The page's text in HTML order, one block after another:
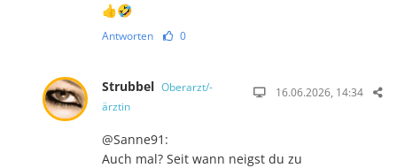
👍🤣
Antworten 0
Strubbel Oberarzt/-
ärztin
16.06.2026, 14:34
@Sanne91:
Auch mal? Seit wann neigst du zu